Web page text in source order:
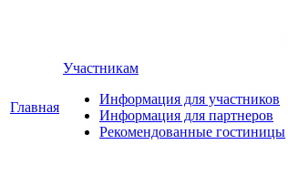
Главная
Участникам
Информация для участников
Информация для партнеров
Рекомендованные гостиницы